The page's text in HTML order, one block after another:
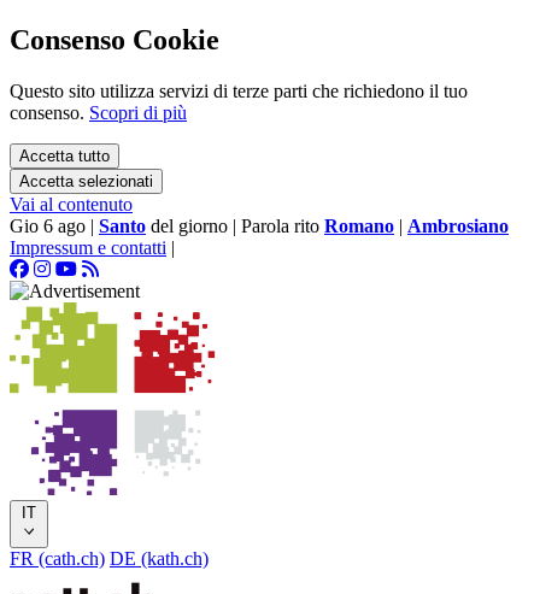
Consenso Cookie
Questo sito utilizza servizi di terze parti che richiedono il tuo
consenso. Scopri di più
Accetta tutto
Accetta selezionati
Vai al contenuto
Gio 6 ago | Santo del giorno | Parola rito Romano | Ambrosiano
Impressum e contatti |
IT
FR (cath.ch) DE (kath.ch)